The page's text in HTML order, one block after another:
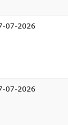
07-2026
07-2026